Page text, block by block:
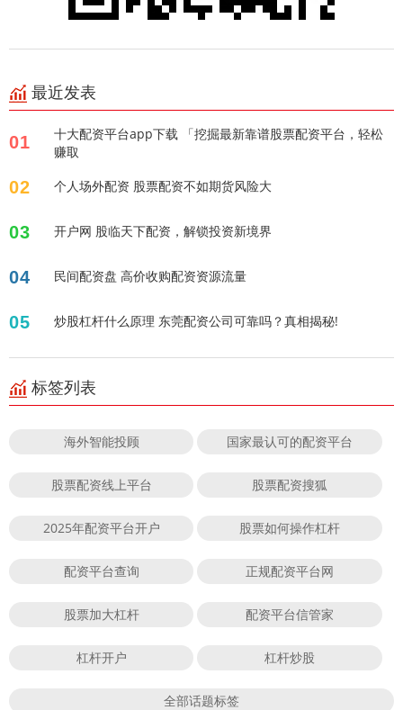
最近发表
01
十大配资平台app下载 「挖掘最新靠谱股票配资平台，轻松
赚取
02 个人场外配资 股票配资不如期货风险大
03 开户网 股临天下配资，解锁投资新境界
04 民间配资盘 高价收购配资资源流量
05 炒股杠杆什么原理 东莞配资公司可靠吗？真相揭秘!
标签列表
海外智能投顾 国家最认可的配资平台
股票配资线上平台 股票配资搜狐
2025年配资平台开户 股票如何操作杠杆
配资平台查询 正规配资平台网
股票加大杠杆 配资平台信管家
杠杆开户 杠杆炒股
全部话题标签